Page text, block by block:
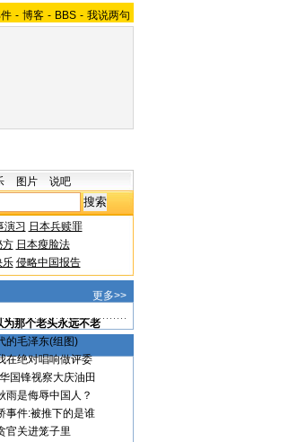
- 博客 - BBS - 我说两句
图片 说吧
演习 日本兵赎罪
方 日本瘦脸法
乐 侵略中国报告
更多>>
那个老头永远不老
的毛泽东(组图)
在绝对唱响做评委
国锋视察大庆油田
雨是侮辱中国人？
事件:被推下的是谁
官关进笼子里